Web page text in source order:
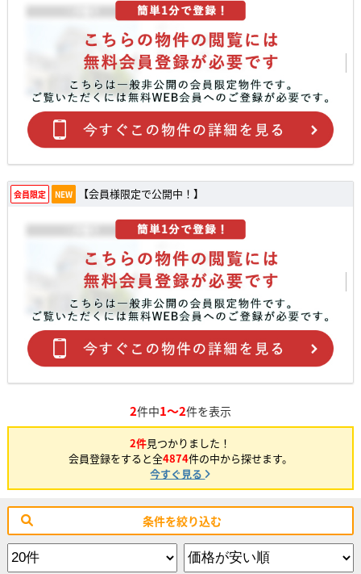
会員限定 NEW 【会員様限定で公開中！】
2件中1～2件を表示
2件見つかりました！
会員登録をすると全4874件の中から探せます。
今すぐ見る
条件を絞り込む